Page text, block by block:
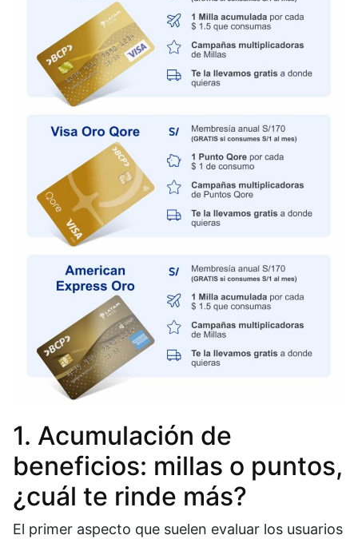
1. Acumulación de
beneficios: millas o puntos,
¿cuál te rinde más?
El primer aspecto que suelen evaluar los usuarios